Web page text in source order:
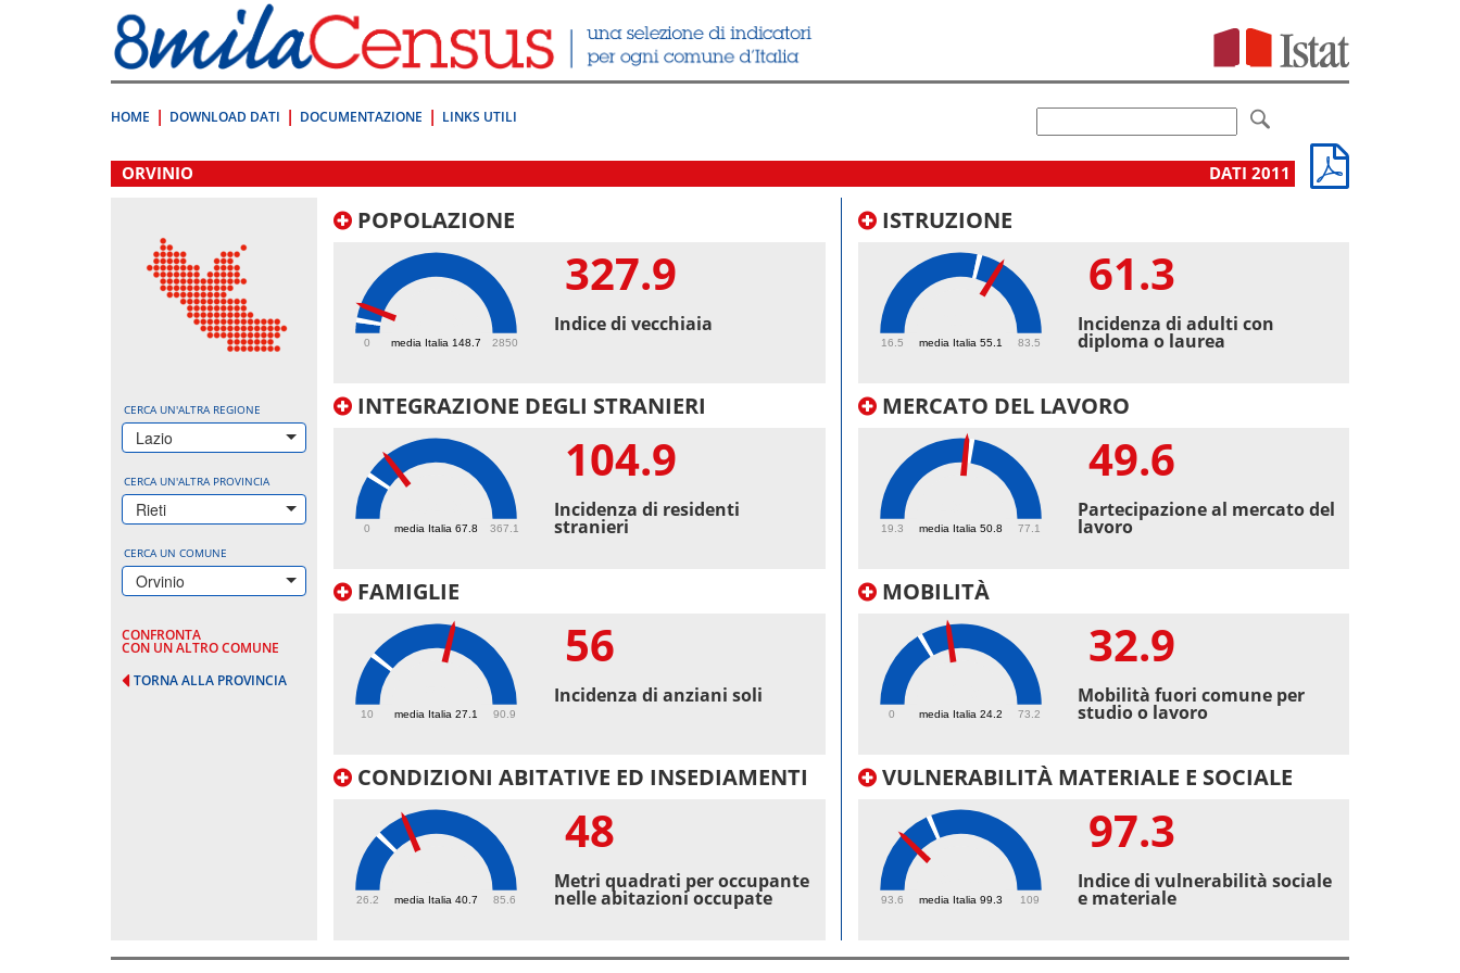
direttamente
a:
Contenuto
HOME DOWNLOAD DATI DOCUMENTAZIONE LINKS UTILI
.
ORVINIO DATI 2011
CERCA UN'ALTRA REGIONE
Lazio
CERCA UN'ALTRA PROVINCIA
Rieti
CERCA UN COMUNE
Orvinio
CONFRONTA
CON UN ALTRO COMUNE
TORNA ALLA PROVINCIA
POPOLAZIONE
media Italia 148.7
0 2850
327.9
Indice di vecchiaia
INTEGRAZIONE DEGLI STRANIERI
media Italia 67.8
0 367.1
104.9
Incidenza di residenti
stranieri
FAMIGLIE
media Italia 27.1
10 90.9
56
Incidenza di anziani soli
CONDIZIONI ABITATIVE ED INSEDIAMENTI
media Italia 40.7
26.2 85.6
48
Metri quadrati per occupante
nelle abitazioni occupate
ISTRUZIONE
media Italia 55.1
16.5 83.5
61.3
Incidenza di adulti con
diploma o laurea
MERCATO DEL LAVORO
media Italia 50.8
19.3 77.1
49.6
Partecipazione al mercato del
lavoro
MOBILITÀ
media Italia 24.2
0 73.2
32.9
Mobilità fuori comune per
studio o lavoro
VULNERABILITÀ MATERIALE E SOCIALE
media Italia 99.3
93.6 109
97.3
Indice di vulnerabilità sociale
e materiale